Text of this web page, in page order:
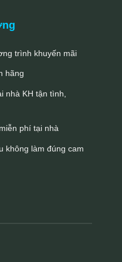
trình khuyến mãi
hãng
nhà KH tận tình,
phí tại nhà
không làm đúng cam